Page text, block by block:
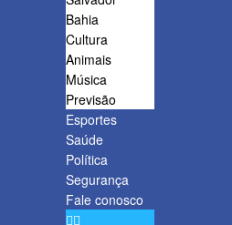
Bahia
Cultura
Animais
Música
Previsão
Esportes
Saúde
Política
Segurança
Fale conosco